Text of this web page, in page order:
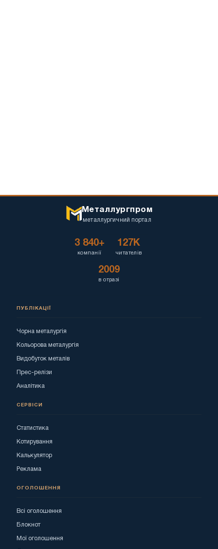
Металлургпром
металлургичний портал
3 840+
компанії
127K
читателів
2009
в отразі
ПУБЛІКАЦІЇ
Чорна металургія
Кольорова металургія
Видобуток металів
Прес-релізи
Аналітика
СЕРВІСИ
Статистика
Котирування
Калькулятор
Реклама
ОГОЛОШЕННЯ
Всі оголошення
Блокнот
Мої оголошення